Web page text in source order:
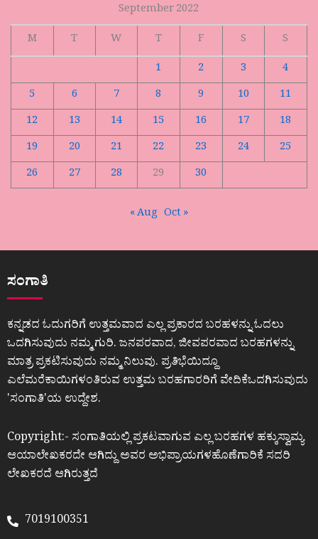
September 2022
M
T W T F S
S
1
2 3
4
5
6 7 8 9 10
11
12
13 14 15 16 17
18
19
20 21 22 23 24
25
26
27 28 29 30
« Aug Oct »
ಸಂಗಾತಿ
ಕನ್ನಡದ ಓದುಗರಿಗೆ ಉತ್ತಮವಾದ ಎಲ್ಲ ಪ್ರಕಾರದ ಬರಹಳನ್ನು ಓದಲು
ಒದಗಿಸುವುದು ನಮ್ಮ ಗುರಿ. ಜನಪರವಾದ, ಜೀವಪರವಾದ ಬರಹಗಳನ್ನು
ಮಾತ್ರ ಪ್ರಕಟಿಸುವುದು ನಮ್ಮ ನಿಲುವು. ಪ್ರತಿಭೆಯಿದ್ದೂ
ಎಲೆಮರೆಕಾಯಿಗಳಂತಿರುವ ಉತ್ತಮ ಬರಹಗಾರರಿಗೆ ವೇದಿಕೆಒದಗಿಸುವುದು
ʼಸಂಗಾತಿʼಯ ಉದ್ದೇಶ.
Copyright:- ಸಂಗಾತಿಯಲ್ಲಿ ಪ್ರಕಟವಾಗುವ ಎಲ್ಲ ಬರಹಗಳ ಹಕ್ಕುಸ್ವಾಮ್ಯ
ಆಯಾಲೇಖಕರದೇ ಆಗಿದ್ದು ಅವರ ಅಭಿಪ್ರಾಯಗಳಹೊಣೆಗಾರಿಕೆ ಸದರಿ
ಲೇಖಕರದೆ ಆಗಿರುತ್ತದೆ
7019100351